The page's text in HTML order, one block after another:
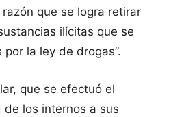
que se logra retirar
ilícitas que se
la ley de drogas”.
que se efectuó el
los internos a sus